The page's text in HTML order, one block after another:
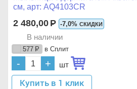
см, арт: AQ4103CR
2 480,00 Р -7,0% СКИДКИ
В наличии
577 Р в Сплит
- + шт
Купить в 1 клик